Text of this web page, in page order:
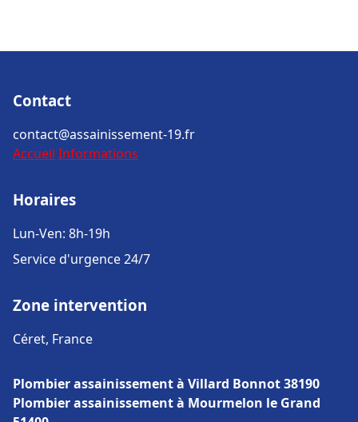
Contact
contact@assainissement-19.fr
Accueil Informations
Horaires
Lun-Ven: 8h-19h
Service d'urgence 24/7
Zone intervention
Céret, France
Plombier assainissement à Villard Bonnot 38190
Plombier assainissement à Mourmelon le Grand